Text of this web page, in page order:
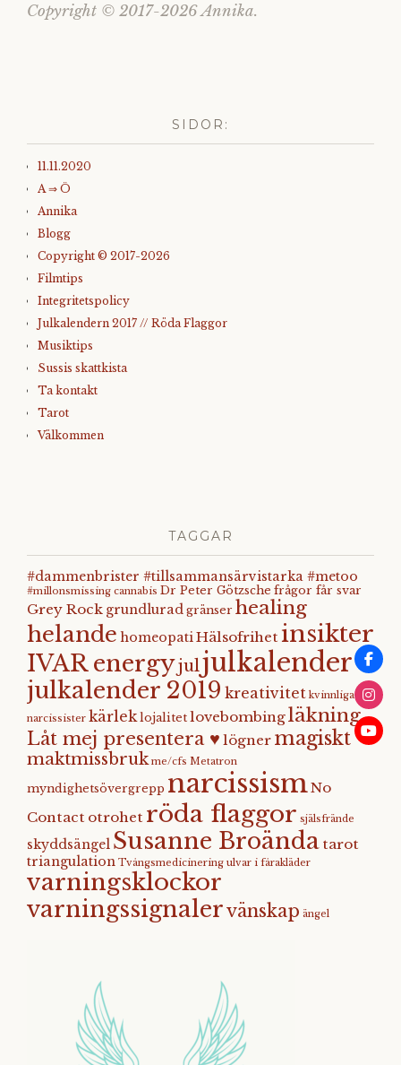
Copyright © 2017-2026 Annika.
SIDOR:
11.11.2020
A ⇒ Ö
Annika
Blogg
Copyright © 2017-2026
Filmtips
Integritetspolicy
Julkalendern 2017 // Röda Flaggor
Musiktips
Sussis skattkista
Ta kontakt
Tarot
Välkommen
TAGGAR
#dammenbrister #tillsammansärvistarka #metoo
#millonsmissing cannabis Dr Peter Götzsche frågor får svar
Grey Rock grundlurad gränser healing
helande homeopatiHälsofrihet insikter
IVAR energyjuljulkalender
julkalender 2019 kreativitet kvinnliga
narcissister kärlek lojalitet lovebombingläkning
Låt mej presentera ♥ lögner magiskt
maktmissbruk me/cfs Metatron
myndighetsövergrepp narcissismNo
Contact otrohet röda flaggor själsfrände
skyddsängel Susanne Broända tarot
triangulation Tvångsmedicinering ulvar i fårakläder
varningsklockor
varningssignalervänskap ängel